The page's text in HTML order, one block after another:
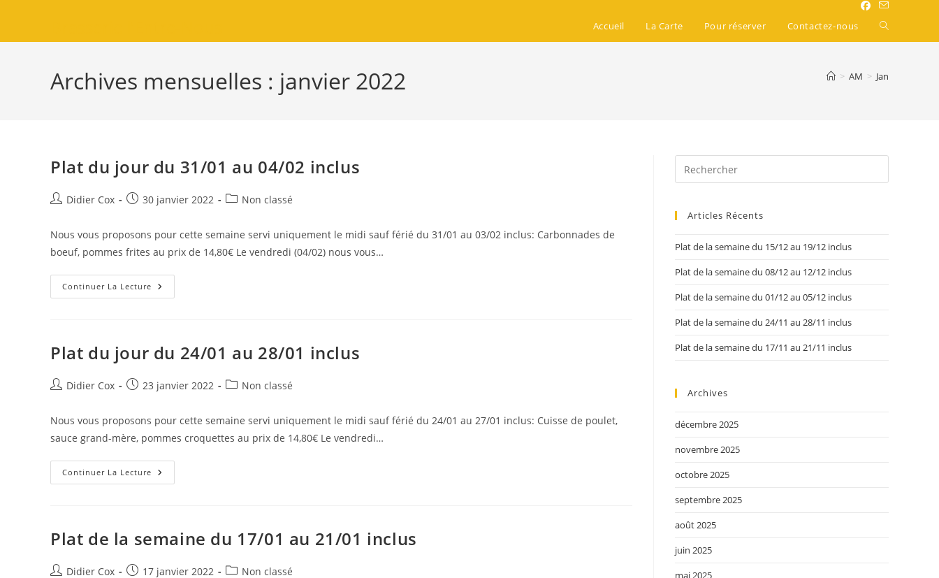
Accueil La Carte Pour réserver Contactez-nous
Archives mensuelles : janvier 2022 > AM > Jan
Plat du jour du 31/01 au 04/02 inclus
Didier Cox 30 janvier 2022 Non classé
Nous vous proposons pour cette semaine servi uniquement le midi sauf férié du 31/01 au 03/02 inclus: Carbonnades de
boeuf, pommes frites au prix de 14,80€ Le vendredi (04/02) nous vous…
Continuer La Lecture
Plat du jour du 24/01 au 28/01 inclus
Didier Cox 23 janvier 2022 Non classé
Nous vous proposons pour cette semaine servi uniquement le midi sauf férié du 24/01 au 27/01 inclus: Cuisse de poulet,
sauce grand-mère, pommes croquettes au prix de 14,80€ Le vendredi…
Continuer La Lecture
Plat de la semaine du 17/01 au 21/01 inclus
Didier Cox 17 janvier 2022 Non classé
Articles Récents
Plat de la semaine du 15/12 au 19/12 inclus
Plat de la semaine du 08/12 au 12/12 inclus
Plat de la semaine du 01/12 au 05/12 inclus
Plat de la semaine du 24/11 au 28/11 inclus
Plat de la semaine du 17/11 au 21/11 inclus
Archives
décembre 2025
novembre 2025
octobre 2025
septembre 2025
août 2025
juin 2025
mai 2025